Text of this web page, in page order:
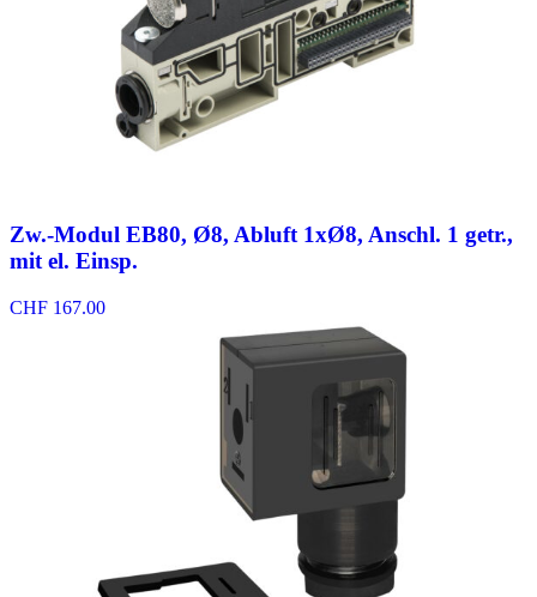
Zw.-Modul EB80, Ø8, Abluft 1xØ8, Anschl. 1 getr.,
mit el. Einsp.
CHF 167.00